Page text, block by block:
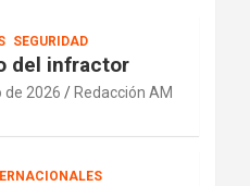
SEGURIDAD
del infractor
de 2026 Redacción AM